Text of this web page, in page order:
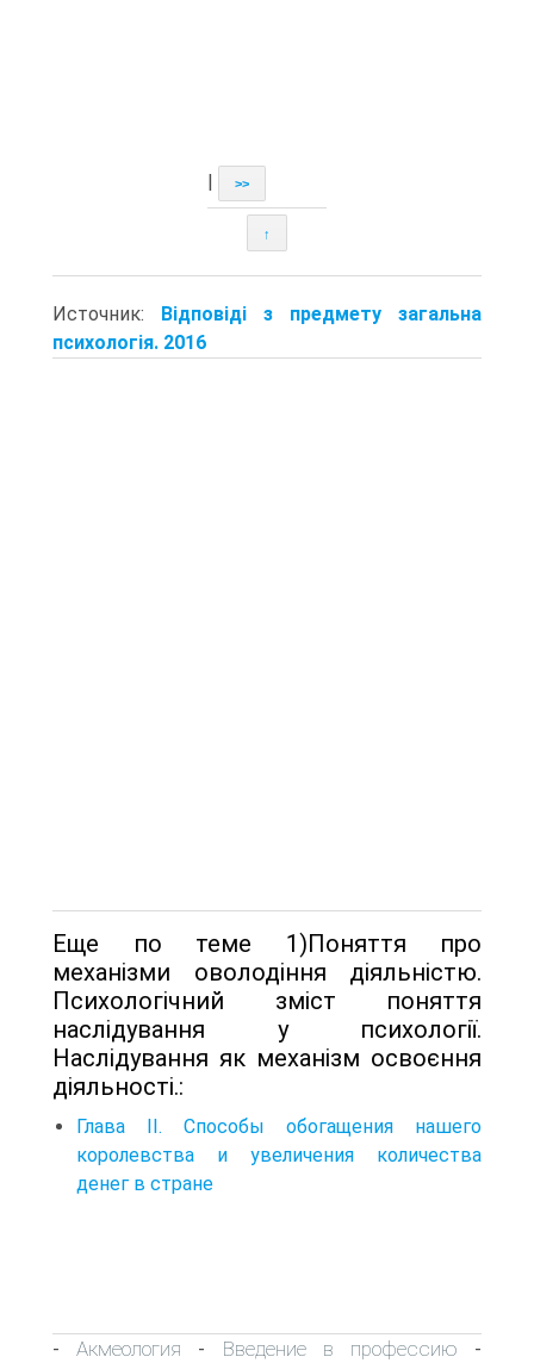
>>
↑
Источник: Відповіді з предмету загальна
психологія. 2016
Еще по теме 1)Поняття про
механізми оволодіння діяльністю.
Психологічний зміст поняття
наслідування у психології.
Наслідування як механізм освоєння
діяльності.:
Глава II. Способы обогащения нашего
королевства и увеличения количества
денег в стране
-Акмеология - Введение в профессию -